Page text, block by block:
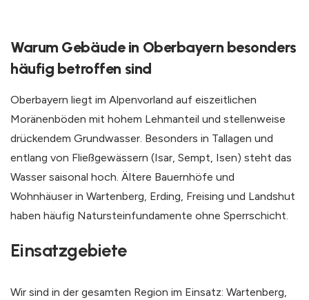
Warum Gebäude in Oberbayern besonders
häufig betroffen sind
Oberbayern liegt im Alpenvorland auf eiszeitlichen
Moränenböden mit hohem Lehmanteil und stellenweise
drückendem Grundwasser. Besonders in Tallagen und
entlang von Fließgewässern (Isar, Sempt, Isen) steht das
Wasser saisonal hoch. Ältere Bauernhöfe und
Wohnhäuser in Wartenberg, Erding, Freising und Landshut
haben häufig Natursteinfundamente ohne Sperrschicht.
Einsatzgebiete
Wir sind in der gesamten Region im Einsatz: Wartenberg,